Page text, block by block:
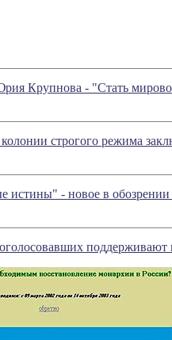
Крупнова - "Стать
строгого режима
истины" - новое в